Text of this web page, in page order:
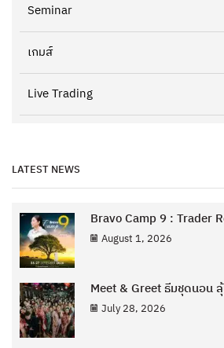
Seminar
เกมส์
Live Trading
LATEST NEWS
Bravo Camp 9 : Trader
August 1, 2026
Meet & Greet ธีมชุดนอน
July 28, 2026